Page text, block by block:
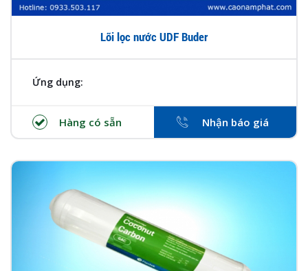
Lõi lọc nước UDF Buder
Ứng dụng:
Hàng có sẵn Nhận báo giá